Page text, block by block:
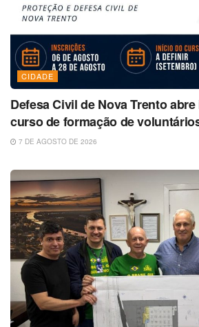
CIDADE
Defesa Civil de Nova Trento
curso de formação de
7 DE AGOSTO DE 2026